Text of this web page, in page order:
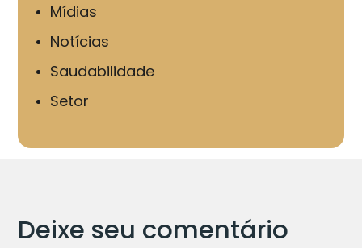
Mídias
Notícias
Saudabilidade
Setor
Deixe seu comentário